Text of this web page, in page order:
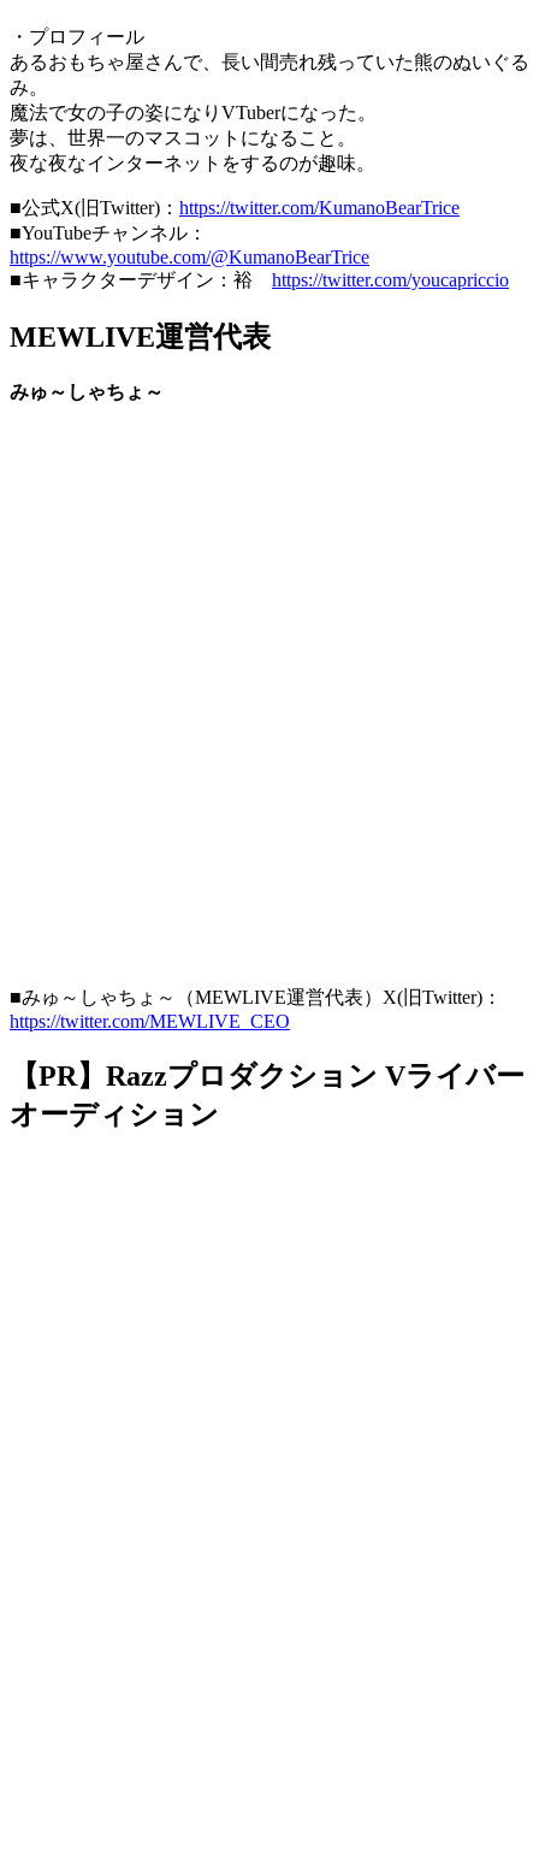
・プロフィール
あるおもちゃ屋さんで、長い間売れ残っていた熊のぬいぐる
み。
魔法で女の子の姿になりVTuberになった。
夢は、世界一のマスコットになること。
夜な夜なインターネットをするのが趣味。
■公式X(旧Twitter)： https://twitter.com/KumanoBearTrice
■YouTubeチャンネル：
https://www.youtube.com/@KumanoBearTrice
■キャラクターデザイン：裕 https://twitter.com/youcapriccio
MEWLIVE運営代表
みゅ～しゃちょ～
■みゅ～しゃちょ～（MEWLIVE運営代表）X(旧Twitter)：
https://twitter.com/MEWLIVE_CEO
【PR】Razzプロダクション Vライバー
オーディション